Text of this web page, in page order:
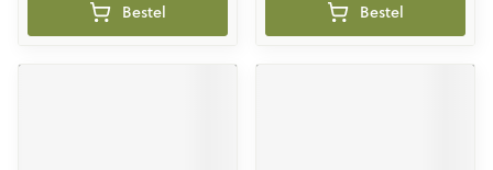
Bestel Bestel